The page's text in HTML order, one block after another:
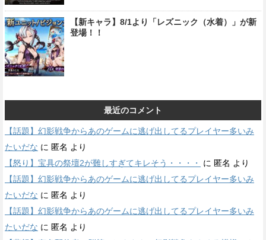
【新キャラ】8/1より「レズニック（水着）」が新
登場！！
最近のコメント
【話題】幻影戦争からあのゲームに逃げ出してるプレイヤー多いみ
たいだな に 匿名 より
【怒り】宝具の祭壇2が難しすぎてキレそう・・・・
に 匿名 より
【話題】幻影戦争からあのゲームに逃げ出してるプレイヤー多いみ
たいだな に 匿名 より
【話題】幻影戦争からあのゲームに逃げ出してるプレイヤー多いみ
たいだな に 匿名 より